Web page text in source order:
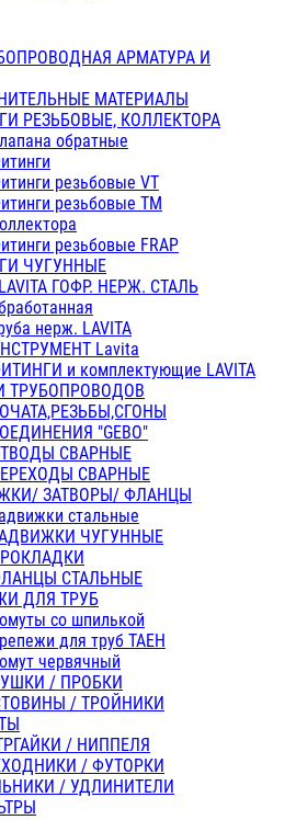
АРМАТУРА И
МАТЕРИАЛЫ
РЕЗЬБОВЫЕ, КОЛЛЕКТОРА
обратные
резьбовые VT
резьбовые ТМ
резьбовые FRAP
ЧУГУННЫЕ
ГОФР. НЕРЖ. СТАЛЬ
нерж. LAVITA
Lavita
и комплектующие LAVITA
ТРУБОПРОВОДОВ
"GEBO"
СВАРНЫЕ
СВАРНЫЕ
ЗАТВОРЫ/ ФЛАНЦЫ
стальные
ЧУГУННЫЕ
СТАЛЬНЫЕ
ДЛЯ ТРУБ
со шпилькой
для труб ТАЕН
червячный
/ ПРОБКИ
/ ТРОЙНИКИ
/ НИППЕЛЯ
/ ФУТОРКИ
/ УДЛИНИТЕЛИ